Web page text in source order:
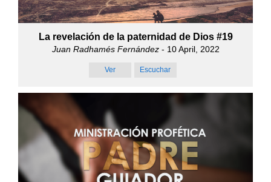
La revelación de la paternidad de Dios #19
Juan Radhamés Fernández- 10 April, 2022
Ver Escuchar